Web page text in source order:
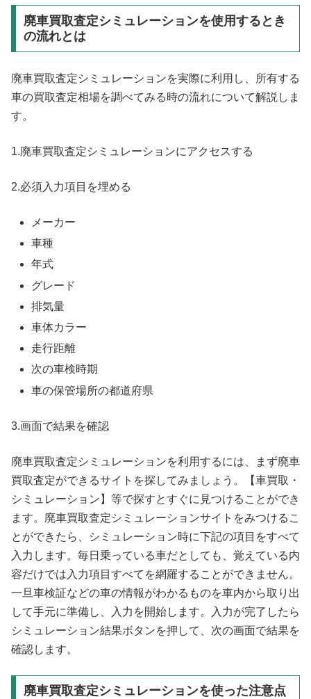
廃車買取査定シミュレーションを使用するとき
の流れとは
廃車買取査定シミュレーションを実際に利用し、所有する
車の買取査定相場を調べてみる時の流れについて解説しま
す。
1.廃車買取査定シミュレーションにアクセスする
2.必須入力項目を埋める
メーカー
車種
年式
グレード
排気量
車体カラー
走行距離
次の車検時期
車の保管場所の都道府県
3.画面で結果を確認
廃車買取査定シミュレーションを利用するには、まず廃車
買取査定ができるサイトを探してみましょう。【車買取・
シミュレーション】等で探すとすぐに見つけることができ
ます。廃車買取査定シミュレーションサイトをみつけるこ
とができたら、シミュレーション時に下記の項目をすべて
入力します。毎日乗っている車だとしても、覚えている内
容だけでは入力項目すべてを網羅することができません。
一旦車検証などの車の情報がわかるものを車内から取り出
して手元に準備し、入力を開始します。入力が完了したら
シミュレーション結果ボタンを押して、次の画面で結果を
確認します。
廃車買取査定シミュレーションを使った注意点